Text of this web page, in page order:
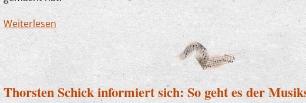
Weiterlesen über Tafelmusik in Schönholthausen
Thorsten Schick informiert sich: So geht es der